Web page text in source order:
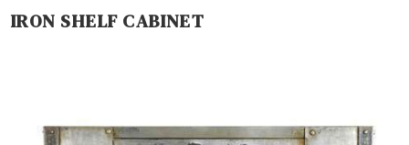
IRON SHELF CABINET